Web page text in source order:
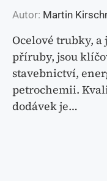
Autor: Martin
Ocelové trubky,
příruby, jsou
stavebnictví,
petrochemii.
dodávek je…